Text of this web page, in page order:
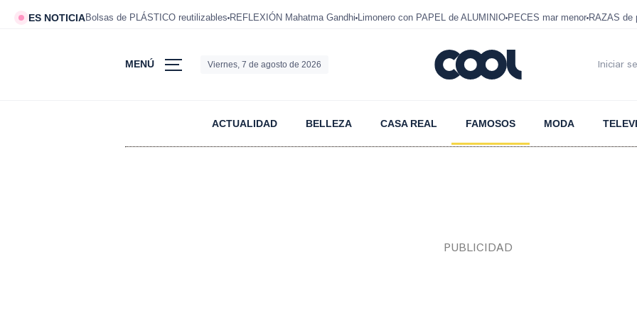
ES NOTICIABolsas de PLÁSTICO reutilizables REFLEXIÓN Mahatma Gandhi Limonero con PAPEL de ALUMINIO PECES mar menor RAZAS de
MENÚ Viernes, 7 de agosto de 2026 Iniciar
ACTUALIDAD BELLEZA CASA REAL FAMOSOS MODA